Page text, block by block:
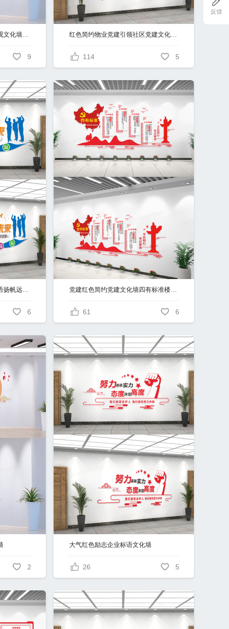
红色党建社会主义核心价值观文化墙展板
9
红色简约物业党建引领社区党建文化墙宣传栏
114 5
企业文化墙企业团队励志标语扬帆远航共赢未来文化墙
6
党建红色简约党建文化墙四有标准楼梯文化墙
61 6
2
大气红色励志企业标语文化墙
26 5
反馈